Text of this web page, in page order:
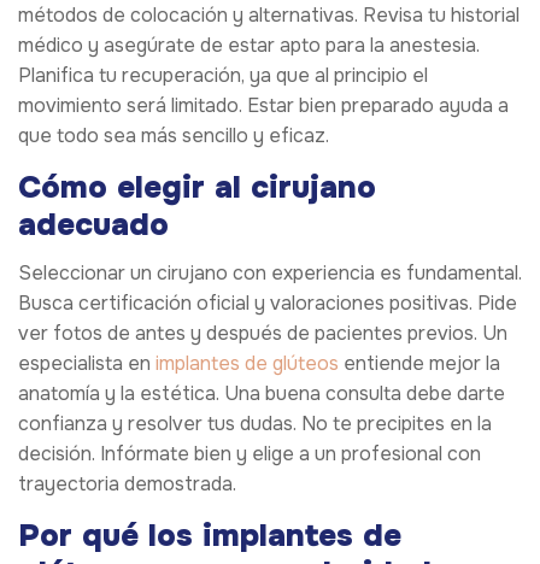
métodos de colocación y alternativas. Revisa tu historial
médico y asegúrate de estar apto para la anestesia.
Planifica tu recuperación, ya que al principio el
movimiento será limitado. Estar bien preparado ayuda a
que todo sea más sencillo y eficaz.
Cómo elegir al cirujano
adecuado
Seleccionar un cirujano con experiencia es fundamental.
Busca certificación oficial y valoraciones positivas. Pide
ver fotos de antes y después de pacientes previos. Un
especialista en implantes de glúteos entiende mejor la
anatomía y la estética. Una buena consulta debe darte
confianza y resolver tus dudas. No te precipites en la
decisión. Infórmate bien y elige a un profesional con
trayectoria demostrada.
Por qué los implantes de